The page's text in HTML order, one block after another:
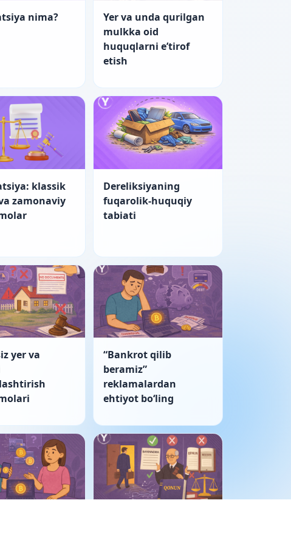
nima?
Yer va unda qurilgan
mulkka oid
huquqlarni e’tirof
etish
klassik
zamonaviy
Dereliksiyaning
fuqarolik-huquqiy
tabiati
yer va
“Bankrot qilib
beramiz”
reklamalardan
ehtiyot boʻling